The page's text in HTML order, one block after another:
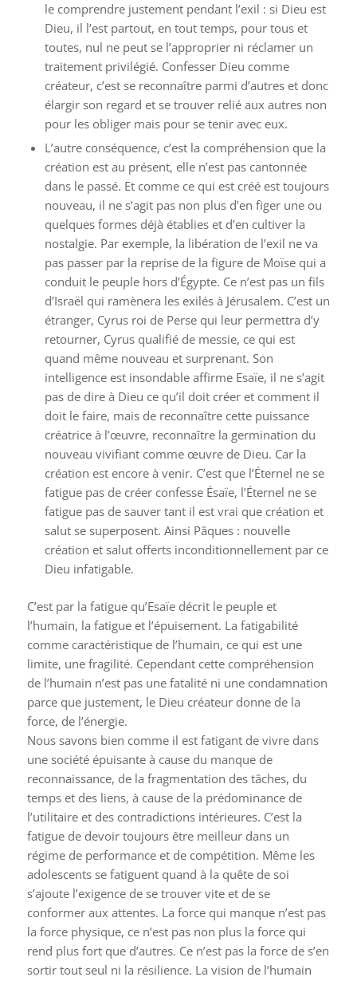
le comprendre justement pendant l’exil : si Dieu est
Dieu, il l’est partout, en tout temps, pour tous et
toutes, nul ne peut se l’approprier ni réclamer un
traitement privilégié. Confesser Dieu comme
créateur, c’est se reconnaître parmi d’autres et donc
élargir son regard et se trouver relié aux autres non
pour les obliger mais pour se tenir avec eux.
L’autre conséquence, c’est la compréhension que la
création est au présent, elle n’est pas cantonnée
dans le passé. Et comme ce qui est créé est toujours
nouveau, il ne s’agit pas non plus d’en figer une ou
quelques formes déjà établies et d’en cultiver la
nostalgie. Par exemple, la libération de l’exil ne va
pas passer par la reprise de la figure de Moïse qui a
conduit le peuple hors d’Égypte. Ce n’est pas un fils
d’Israël qui ramènera les exilés à Jérusalem. C’est un
étranger, Cyrus roi de Perse qui leur permettra d’y
retourner, Cyrus qualifié de messie, ce qui est
quand même nouveau et surprenant. Son
intelligence est insondable affirme Esaïe, il ne s’agit
pas de dire à Dieu ce qu’il doit créer et comment il
doit le faire, mais de reconnaître cette puissance
créatrice à l’œuvre, reconnaître la germination du
nouveau vivifiant comme œuvre de Dieu. Car la
création est encore à venir. C’est que l’Éternel ne se
fatigue pas de créer confesse Ésaïe, l’Éternel ne se
fatigue pas de sauver tant il est vrai que création et
salut se superposent. Ainsi Pâques : nouvelle
création et salut offerts inconditionnellement par ce
Dieu infatigable.
C’est par la fatigue qu’Esaïe décrit le peuple et
l’humain, la fatigue et l’épuisement. La fatigabilité
comme caractéristique de l’humain, ce qui est une
limite, une fragilité. Cependant cette compréhension
de l’humain n’est pas une fatalité ni une condamnation
parce que justement, le Dieu créateur donne de la
force, de l’énergie.
Nous savons bien comme il est fatigant de vivre dans
une société épuisante à cause du manque de
reconnaissance, de la fragmentation des tâches, du
temps et des liens, à cause de la prédominance de
l’utilitaire et des contradictions intérieures. C’est la
fatigue de devoir toujours être meilleur dans un
régime de performance et de compétition. Même les
adolescents se fatiguent quand à la quête de soi
s’ajoute l’exigence de se trouver vite et de se
conformer aux attentes. La force qui manque n’est pas
la force physique, ce n’est pas non plus la force qui
rend plus fort que d’autres. Ce n’est pas la force de s’en
sortir tout seul ni la résilience. La vision de l’humain